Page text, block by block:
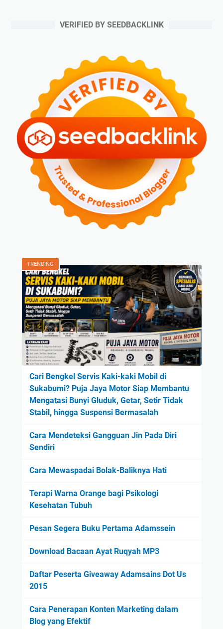
VERIFIED BY SEEDBACKLINK
TRENDING
Cari Bengkel Servis Kaki-kaki Mobil di
Sukabumi? Puja Jaya Motor Siap Membantu
Mengatasi Bunyi Gluduk, Getar, Setir Tidak
Stabil, hingga Suspensi Bermasalah
Cara Mendeteksi Gangguan Jin Pada Diri
Sendiri
Cara Mewaspadai Bolak-Baliknya Hati
Terapi Warna Orange bagi Psikologi
Kesehatan Tubuh
Pesan Segera Buku Pertama Adamssein
Download Bacaan Ayat Ruqyah MP3
Daftar Peserta Giveaway Adamsains Dot Us
2015
Cara Penerapan Konten Marketing dalam
Blog yang Efektif